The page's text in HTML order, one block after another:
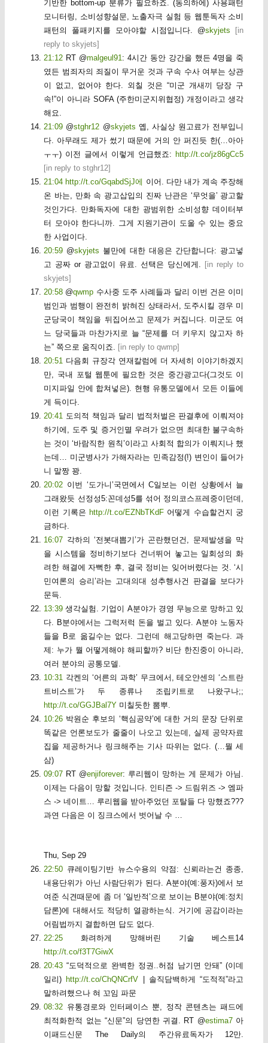
기반한 bottom-up 분류가 필요하죠. (동의하에) 사용패턴
모니터링, 소비성향설문, 노출자극 실험 등 웹툰독자 소비
패턴의 풀패키지를 모아야할 시점입니다. @skyjets [in
reply to skyjets]
21:12 RT @malgeul91: 4시간 동안 강간을 했든 4명을 죽
였든 범죄자의 죄질이 무거운 것과 구속 수사 여부는 상관
이 없고, 없어야 한다. 외칠 것은 “미군 개새끼 당장 구
속!”이 아니라 SOFA (주한미군지위협정) 개정이라고 생각
해요.
21:09 @stghr12 @skyjets 옙, 사실상 원고료가 전부입니
다. 아무래도 제가 썼기 때문에 거의 안 퍼진듯 한(…아아
ㅜㅜ) 이전 글에서 이렇게 언급했죠: http://t.co/jz86gCc5
[in reply to stghr12]
21:04 http://t.co/GqabdSjJ에 이어. 다만 내가 계속 주장해
온 바는, 만화 속 광고삽입의 진짜 난관은 ‘무엇을’ 광고할
것인가다. 만화독자에 대한 광범위한 소비성향 데이터부
터 모아야 한다니까. 그게 지원기관이 도울 수 있는 중요
한 사업이다.
20:59 @skyjets 불만에 대한 대응은 간단합니다: 광고넣
고 공짜 or 광고없이 유료. 선택은 당신에게. [in reply to
skyjets]
20:58 @qwmp 수사중 도주 사례들과 달리 이번 건은 이미
범인과 범행이 완전히 밝혀진 상태라서, 도주시킬 경우 미
군당국이 책임을 뒤집어쓰고 문제가 커집니다. 미군도 여
느 당국들과 마찬가지로 늘 “문제를 더 키우지 않고자 하
는” 쪽으로 움직이죠. [in reply to qwmp]
20:51 다음회 규장각 연재칼럼에 더 자세히 이야기하겠지
만, 국내 포털 웹툰에 필요한 것은 중간광고다(그것도 이
미지파일 안에 합쳐넣은). 현행 유통모델에서 모든 이들에
게 득이다.
20:41 도의적 책임과 달리 법적처벌은 판결후에 이뤄져야
하기에, 도주 및 증거인멸 우려가 없으면 최대한 불구속하
는 것이 ‘바람직한 원칙’이라고 사회적 합의가 이뤄지나 했
는데… 미군병사가 가해자라는 민족감정(!) 변인이 들어가
니 말짱 꽝.
20:02 이번 ‘도가니’국면에서 C일보는 이런 상황에서 늘
그래왔듯 선정성5:꼰데성5를 섞어 정의코스프레중이던데,
이런 기록은 http://t.co/EZNbTKdF 어떻게 수습할건지 궁
금하다.
16:07 각하의 ‘전봇대뽑기’가 곤란했던건, 문제발생을 막
을 시스템을 정비하기보다 건너뛰어 놓고는 일회성의 화
려한 해결에 자뻑한 후, 결국 정비는 잊어버렸다는 것. ‘시
민여론의 승리’라는 고대의대 성추행사건 판결을 보다가
문득.
13:39 생각실험. 기업이 A분야가 경영 무능으로 망하고 있
다. B분야에서는 그럭저럭 돈을 벌고 있다. A분야 노동자
들을 B로 옮길수는 없다. 그런데 해고당하면 죽는다. 과
제: 누가 뭘 어떻게해야 해피할까? 비단 한진중이 아니라,
여러 분야의 공통모델.
10:31 각켄의 ‘어른의 과학’ 무크에서, 테오얀센의 ‘스트란
트비스트’가 두 종류나 조립키트로 나왔구나;;
http://t.co/GGJBal7Y 미칠듯한 뽐뿌.
10:26 박원순 후보의 ‘핵심공약’에 대한 거의 문장 단위로
똑같은 언론보도가 줄줄이 나오고 있는데, 실제 공약자료
집을 제공하거나 링크해주는 기사 따위는 없다. (…뭘 세
삼)
09:07 RT @enjiforever: 루리웹이 망하는 게 문제가 아님.
이제는 다음이 망할 것입니다. 인티즌 -> 드림위즈 -> 엠파
스 -> 네이트… 루리웹을 받아주었던 포탈들 다 망했죠???
과연 다음은 이 징크스에서 벗어날 수 …
Thu, Sep 29
22:50 큐레이팅기반 뉴스수용의 약점: 신뢰라는건 종종,
내용단위가 아닌 사람단위가 된다. A분야(예:풍자)에서 보
여준 식견때문에 좀 더 ‘일반적’으로 보이는 B분야(예:정치
담론)에 대해서도 적당히 열광하는식. 거기에 공감이라는
어림법까지 결합하면 답도 없다.
22:25
화려하게 망해버린 기술 베스트14
http://t.co/f3T7GiwX
20:43 “도덕적으로 완벽한 정권..허점 남기면 안돼” (이데
일리) http://t.co/ChQNCrfV | 솔직담백하게 “도적적”라고
말하려했으나 혀 꼬임 파문
08:32 유통경로와 인터페이스 뿐, 정작 콘텐츠는 패드에
최적화한적 없는 “신문”의 당연한 귀결. RT @estima7아
이패드신문 The Daily의 주간유료독자가 12만.